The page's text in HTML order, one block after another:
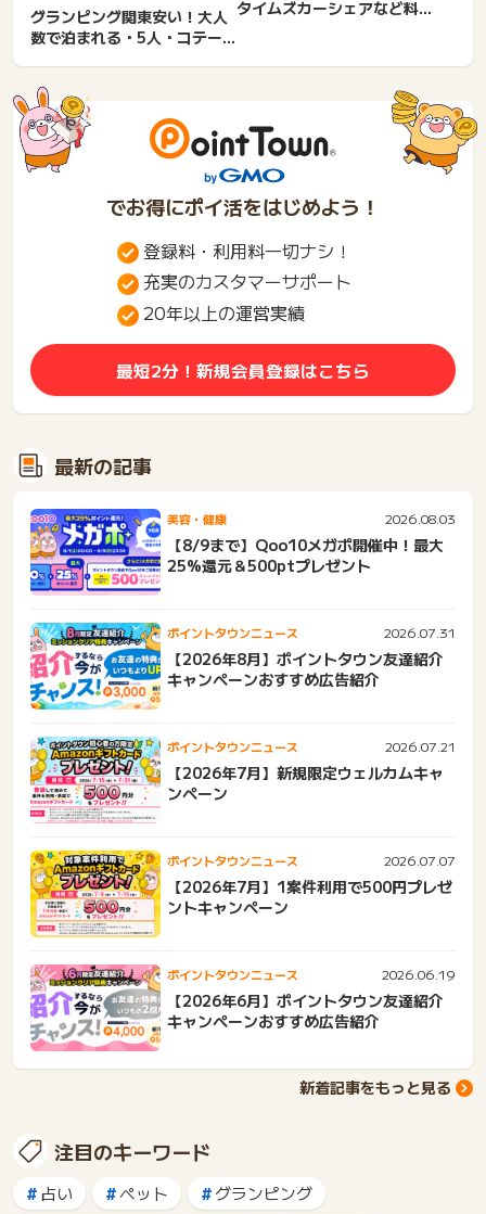
グランピング関東安い！大人
数で泊まれる・5人・コテー
タイムズカーシェアなど料金
でお得にポイ活をはじめよう！
登録料・利用料一切ナシ！
充実のカスタマーサポート
20年以上の運営実績
最短2分！新規会員登録はこちら
最新の記事
美容・健康 2026.08.03
【8/9まで】Qoo10メガポ開催中！最大
25%還元＆500ptプレゼント
ポイントタウンニュース 2026.07.31
【2026年8月】ポイントタウン友達紹介
キャンペーンおすすめ広告紹介
ポイントタウンニュース 2026.07.21
【2026年7月】新規限定ウェルカムキャ
ンペーン
ポイントタウンニュース 2026.07.07
【2026年7月】1案件利用で500円プレゼ
ントキャンペーン
ポイントタウンニュース 2026.06.19
【2026年6月】ポイントタウン友達紹介
キャンペーンおすすめ広告紹介
新着記事をもっと見る
注目のキーワード
占い ペット
グランピング